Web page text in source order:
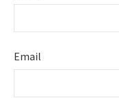
Email